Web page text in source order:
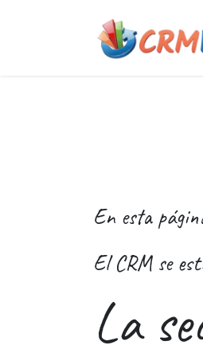
Ir al contenido
En esta
El CRM se
La